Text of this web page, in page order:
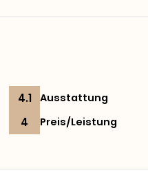
4.1 Ausstattung
4 Preis/Leistung